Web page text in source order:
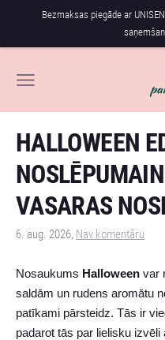
Bezmaksas piegāde ar
HALLOWEEN
VASARAS
6. aug. 2026, Nav komentāru
Nosaukums Halloween var
saldām un rudens aromātu
patīkami pārsteidz. Tās ir
padarot tās par lielisku